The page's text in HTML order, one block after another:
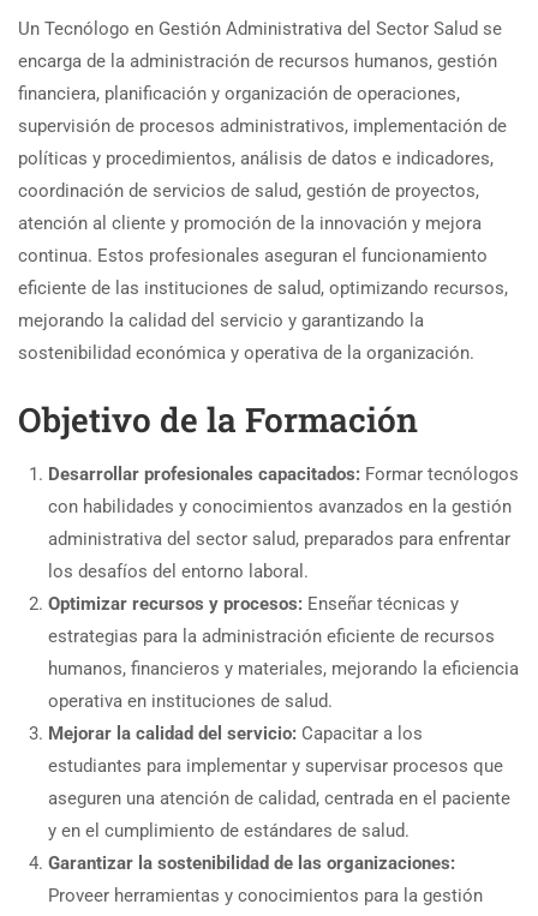
Un Tecnólogo en Gestión Administrativa del Sector Salud se
encarga de la administración de recursos humanos, gestión
financiera, planificación y organización de operaciones,
supervisión de procesos administrativos, implementación de
políticas y procedimientos, análisis de datos e indicadores,
coordinación de servicios de salud, gestión de proyectos,
atención al cliente y promoción de la innovación y mejora
continua. Estos profesionales aseguran el funcionamiento
eficiente de las instituciones de salud, optimizando recursos,
mejorando la calidad del servicio y garantizando la
sostenibilidad económica y operativa de la organización.
Objetivo de la Formación
Desarrollar profesionales capacitados: Formar tecnólogos
con habilidades y conocimientos avanzados en la gestión
administrativa del sector salud, preparados para enfrentar
los desafíos del entorno laboral.
Optimizar recursos y procesos: Enseñar técnicas y
estrategias para la administración eficiente de recursos
humanos, financieros y materiales, mejorando la eficiencia
operativa en instituciones de salud.
Mejorar la calidad del servicio: Capacitar a los
estudiantes para implementar y supervisar procesos que
aseguren una atención de calidad, centrada en el paciente
y en el cumplimiento de estándares de salud.
Garantizar la sostenibilidad de las organizaciones:
Proveer herramientas y conocimientos para la gestión